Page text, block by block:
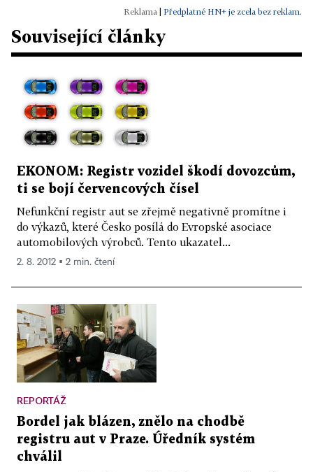
Předplatné HN+ je zcela bez reklam.
Související články
EKONOM: Registr vozidel škodí dovozcům,
ti se bojí červencových čísel
Nefunkční registr aut se zřejmě negativně promítne i
do výkazů, které Česko posílá do Evropské asociace
automobilových výrobců. Tento ukazatel...
2. 8. 2012 ▪ 2 min. čtení
REPORTÁŽ
Bordel jak blázen, znělo na chodbě
registru aut v Praze. Úředník systém
chválil